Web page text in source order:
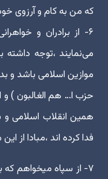
که من به کام و آرزوی
۶- از برادران و
می‌نمایند ،توجه داشته
موازین اسلامی باشد و
حزب ا… هم الغالبون ) و
همین انقلاب اسلامی و
فدا کرده اند ،مبادا
۷- از سپاه میخواهم